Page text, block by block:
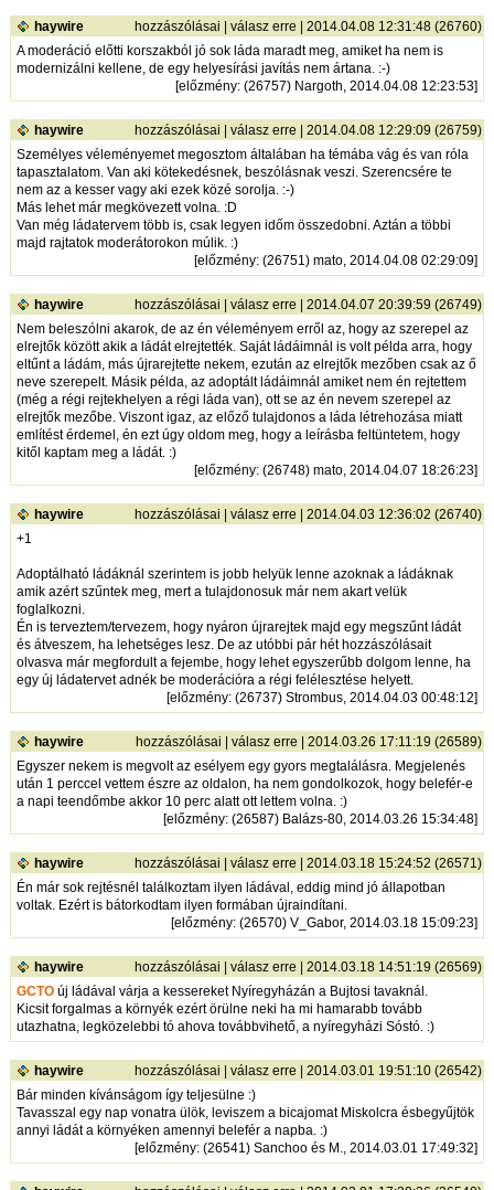
haywire hozzászólásai |válasz erre | 2014.04.08 12:31:48 (26760)
A moderáció előtti korszakból jó sok láda maradt meg, amiket ha nem is
modernizálni kellene, de egy helyesírási javítás nem ártana. :-)
[előzmény: (26757) Nargoth, 2014.04.08 12:23:53]
haywire hozzászólásai |válasz erre | 2014.04.08 12:29:09 (26759)
Személyes véleményemet megosztom általában ha témába vág és van róla
tapasztalatom. Van aki kötekedésnek, beszólásnak veszi. Szerencsére te
nem az a kesser vagy aki ezek közé sorolja. :-)
Más lehet már megkövezett volna. :D
Van még ládatervem több is, csak legyen időm összedobni. Aztán a többi
majd rajtatok moderátorokon múlik. :)
[előzmény: (26751) mato, 2014.04.08 02:29:09]
haywire hozzászólásai |válasz erre | 2014.04.07 20:39:59 (26749)
Nem beleszólni akarok, de az én véleményem erről az, hogy az szerepel az
elrejtők között akik a ládát elrejtették. Saját ládáimnál is volt példa arra, hogy
eltűnt a ládám, más újrarejtette nekem, ezután az elrejtők mezőben csak az ő
neve szerepelt. Másik példa, az adoptált ládáimnál amiket nem én rejtettem
(még a régi rejtekhelyen a régi láda van), ott se az én nevem szerepel az
elrejtők mezőbe. Viszont igaz, az előző tulajdonos a láda létrehozása miatt
említést érdemel, én ezt úgy oldom meg, hogy a leírásba feltüntetem, hogy
kitől kaptam meg a ládát. :)
[előzmény: (26748) mato, 2014.04.07 18:26:23]
haywire hozzászólásai |válasz erre | 2014.04.03 12:36:02 (26740)
+1
Adoptálható ládáknál szerintem is jobb helyük lenne azoknak a ládáknak
amik azért szűntek meg, mert a tulajdonosuk már nem akart velük
foglalkozni.
Én is terveztem/tervezem, hogy nyáron újrarejtek majd egy megszűnt ládát
és átveszem, ha lehetséges lesz. De az utóbbi pár hét hozzászólásait
olvasva már megfordult a fejembe, hogy lehet egyszerűbb dolgom lenne, ha
egy új ládatervet adnék be moderációra a régi felélesztése helyett.
[előzmény: (26737) Strombus, 2014.04.03 00:48:12]
haywire hozzászólásai |válasz erre | 2014.03.26 17:11:19 (26589)
Egyszer nekem is megvolt az esélyem egy gyors megtalálásra. Megjelenés
után 1 perccel vettem észre az oldalon, ha nem gondolkozok, hogy belefér-e
a napi teendőmbe akkor 10 perc alatt ott lettem volna. :)
[előzmény: (26587) Balázs-80, 2014.03.26 15:34:48]
haywire hozzászólásai |válasz erre | 2014.03.18 15:24:52 (26571)
Én már sok rejtésnél találkoztam ilyen ládával, eddig mind jó állapotban
voltak. Ezért is bátorkodtam ilyen formában újraindítani.
[előzmény: (26570) V_Gabor, 2014.03.18 15:09:23]
haywire hozzászólásai |válasz erre | 2014.03.18 14:51:19 (26569)
GCTO új ládával várja a kessereket Nyíregyházán a Bujtosi tavaknál.
Kicsit forgalmas a környék ezért örülne neki ha mi hamarabb tovább
utazhatna, legközelebbi tó ahova továbbvihető, a nyíregyházi Sóstó. :)
haywire hozzászólásai |válasz erre | 2014.03.01 19:51:10 (26542)
Bár minden kívánságom így teljesülne :)
Tavasszal egy nap vonatra ülök, leviszem a bicajomat Miskolcra ésbegyűjtök
annyi ládát a környéken amennyi belefér a napba. :)
[előzmény: (26541) Sanchoo és M., 2014.03.01 17:49:32]